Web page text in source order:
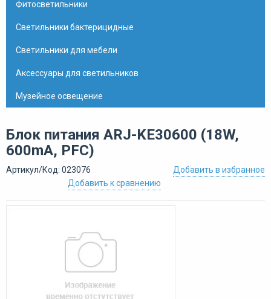
Фитосветильники
Светильники бактерицидные
Светильники для мебели
Аксессуары для светильников
Музейное освещение
Блок питания ARJ-KE30600 (18W,
600mA, PFC)
Артикул/Код: 023076
Добавить в избранное
Добавить к сравнению